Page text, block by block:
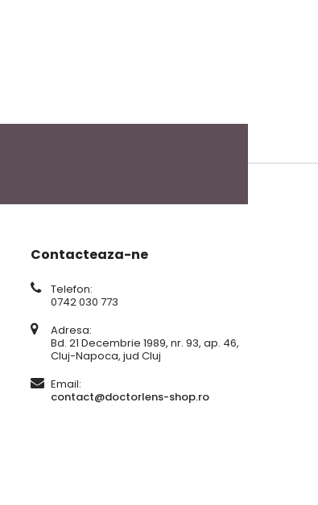
Contacteaza-ne
Telefon:
0742 030 773
Adresa:
Bd. 21 Decembrie 1989, nr. 93, ap. 46,
Cluj-Napoca, jud Cluj
Email:
contact@doctorlens-shop.ro